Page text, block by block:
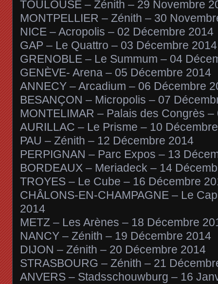
TOULOUSE – Zénith – 29 Novembre
MONTPELLIER – Zénith – 30
NICE – Acropolis – 02 Décembre 2014
GAP – Le Quattro – 03 Décembre 2014
GRENOBLE – Le Summum – 04
GENÈVE- Arena – 05 Décembre 2014
ANNECY – Arcadium – 06 Décembre
BESANÇON – Micropolis – 07
MONTELIMAR – Palais des Congrès
AURILLAC – Le Prisme – 10
PAU – Zénith – 12 Décembre 2014
PERPIGNAN – Parc Expos – 13
BORDEAUX – Meriadeck – 14
TROYES – Le Cube – 16 Décembre
CHÂLONS-EN-CHAMPAGNE – Le
2014
METZ – Les Arènes – 18 Décembre
NANCY – Zénith – 19 Décembre 2014
DIJON – Zénith – 20 Décembre 2014
STRASBOURG – Zénith – 21
ANVERS – Stadsschouwburg – 16